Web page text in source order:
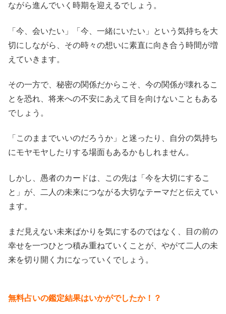
ながら進んでいく時期を迎えるでしょう。
「今、会いたい」「今、一緒にいたい」という気持ちを大
切にしながら、その時々の想いに素直に向き合う時間が増
えていきます。
その一方で、秘密の関係だからこそ、今の関係が壊れるこ
とを恐れ、将来への不安にあえて目を向けないこともある
でしょう。
「このままでいいのだろうか」と迷ったり、自分の気持ち
にモヤモヤしたりする場面もあるかもしれません。
しかし、愚者のカードは、この先は「今を大切にするこ
と」が、二人の未来につながる大切なテーマだと伝えてい
ます。
まだ見えない未来ばかりを気にするのではなく、目の前の
幸せを一つひとつ積み重ねていくことが、やがて二人の未
来を切り開く力になっていくでしょう。
無料占いの鑑定結果はいかがでしたか！？